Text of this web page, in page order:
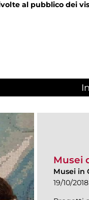
al pubblico dei
Musei
Musei in
19/10/